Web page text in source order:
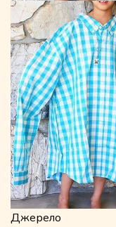
Джерело